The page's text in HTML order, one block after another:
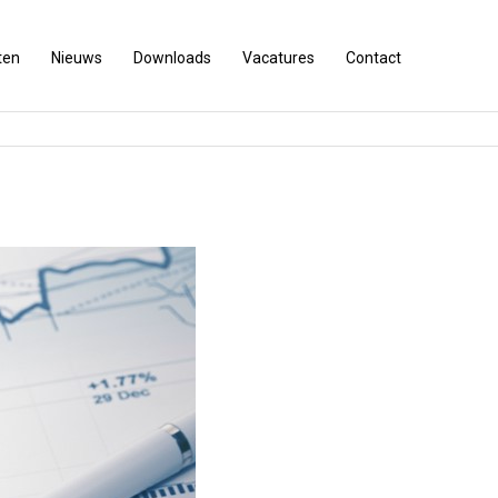
Nieuws Downloads Vacatures Contact